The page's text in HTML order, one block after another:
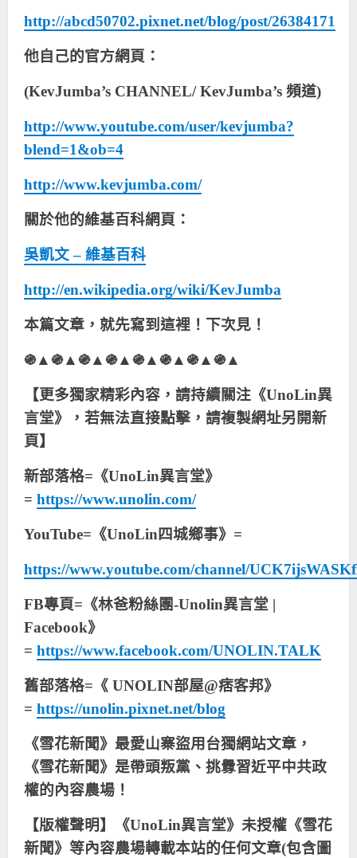
http://abcd50702.pixnet.net/blog/post/26384171
他自己的官方網頁：
(KevJumba’s CHANNEL/ KevJumba’s 頻道)
http://www.youtube.com/user/kevjumba?
blend=1&ob=4
http://www.kevjumba.com/
關於他的維基百科網頁：
吳凱文 – 維基百科
http://en.wikipedia.org/wiki/KevJumba
本篇文章，就先寫到這裡！下次見！
֍▲֍▲֍▲֍▲֍▲֍▲֍▲֍▲
【更多獨家精彩內容，請持續關注《UnoLin異
言堂》，若無法直接點擊，請複製網址另開新
頁】
新部落格=《UnoLin異言堂》
= https://www.unolin.com/
YouTube=《UnoLin四城鄉事》=
https://www.youtube.com/channel/
FB專頁=《林爸粉絲團-Unolin異言堂 |
Facebook》
= https://www.facebook.com/UNOLIN.TALK
舊部落格=《 UNOLIN部屋@痞客邦》
= https://unolin.pixnet.net/blog
《雪花新聞》最愛山寨盜用台獨網站文章，
《雪花新聞》是帶頭叛黨、挑釁習近平中共政
權的內容農場！
【版權聲明】《UnoLin異言堂》未授權《雪花
新聞》等內容農場轉載本站的任何文章(包含圖